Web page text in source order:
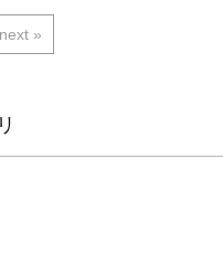
next »